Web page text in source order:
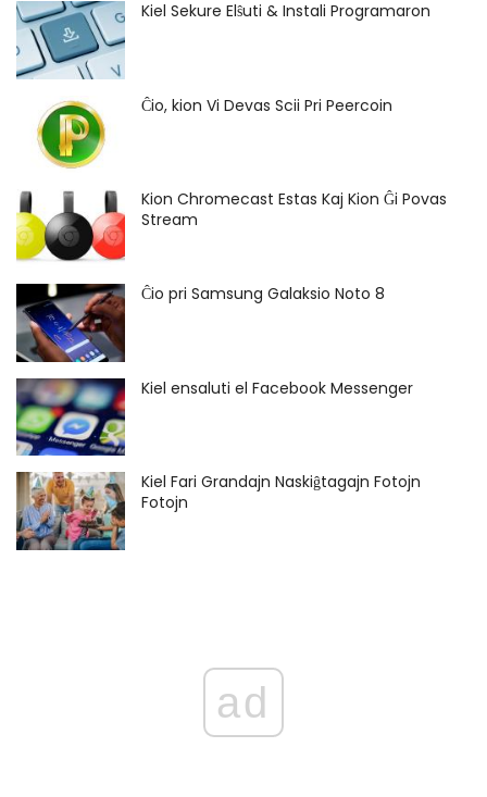
Kiel Sekure Elŝuti & Instali Programaron
Ĉio, kion Vi Devas Scii Pri Peercoin
Kion Chromecast Estas Kaj Kion Ĝi Povas
Stream
Ĉio pri Samsung Galaksio Noto 8
Kiel ensaluti el Facebook Messenger
Kiel Fari Grandajn Naskiĝtagajn Fotojn
Fotojn
ad